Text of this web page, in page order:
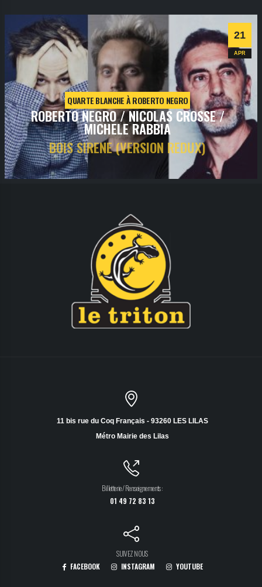
21
APR
QUARTE BLANCHE À ROBERTO NEGRO
ROBERTO NEGRO / NICOLAS CROSSE /
MICHELE RABBIA
BOIS SIRENE (VERSION REDUX)
jeudi
11 bis rue du Coq Français - 93260 LES LILAS
Métro Mairie des Lilas
Billetterie / Renseignements :
01 49 72 83 13
SUIVEZ NOUS
FACEBOOK
INSTAGRAM YOUTUBE